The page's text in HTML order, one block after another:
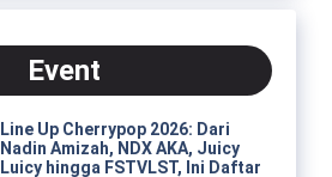
Event
Line Up Cherrypop 2026: Dari
Nadin Amizah, NDX AKA, Juicy
Luicy hingga FSTVLST, Ini Daftar